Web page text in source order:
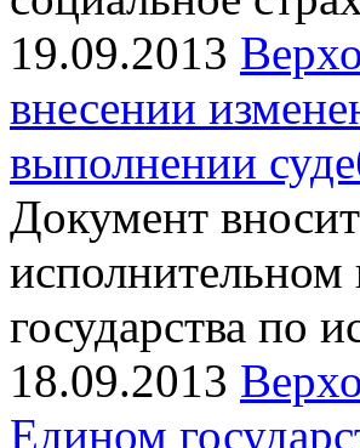
19.09.2013
внесении
выполнении
Документ
исполнительном
государства по
18.09.2013
Едином